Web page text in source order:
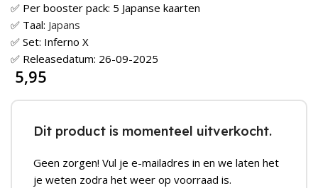
✅ Per booster pack: 5 Japanse kaarten
✅ Taal: Japans
✅ Set: Inferno X
✅ Releasedatum: 26-09-2025
5,95
Dit product is momenteel uitverkocht.
Geen zorgen! Vul je e-mailadres in en we laten het
je weten zodra het weer op voorraad is.